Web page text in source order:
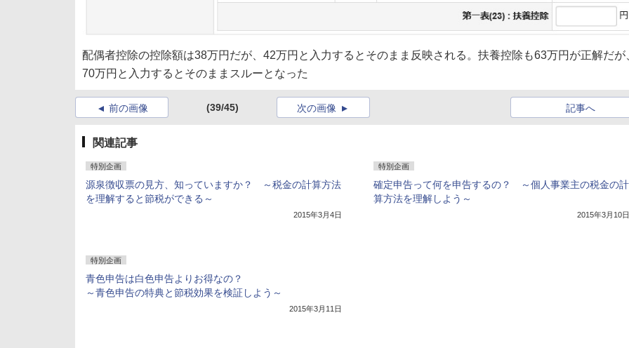
配偶者控除の控除額は38万円だが、42万円と入力するとそのまま反映される。扶養控除も63万円が正解だが
70万円と入力するとそのままスルーとなった
前の画像 (39/45) 記事へ
次の画像
関連記事
特別企画
源泉徴収票の見方、知っていますか？ ～税金の計算方法
を理解すると節税ができる～
2015年3月4日
特別企画
確定申告って何を申告するの？ ～個人事業主の税金の計
算方法を理解しよう～
2015年3月10日
特別企画
青色申告は白色申告よりお得なの？
～青色申告の特典と節税効果を検証しよう～
2015年3月11日